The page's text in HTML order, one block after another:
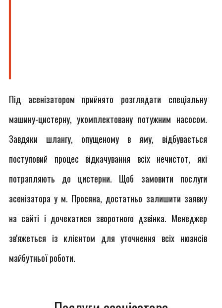
Під асенізатором прийнято розглядати спеціальну
машину-цистерну, укомплектовану потужним насосом.
Завдяки шлангу, опущеному в яму, відбувається
поступовий процес відкачування всіх нечистот, які
потрапляють до цистерни. Щоб замовити послуги
асенізатора у м. Просяна, достатньо залишити заявку
на сайті і дочекатися зворотного дзвінка. Менеджер
зв'яжеться із клієнтом для уточнення всіх нюансів
майбутньої роботи.